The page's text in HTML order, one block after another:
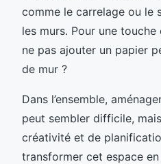
comme le carrelage ou le
les murs. Pour une touche
ne pas ajouter un papier
de mur ?
Dans l’ensemble,
peut sembler difficile,
créativité et de
transformer cet espace